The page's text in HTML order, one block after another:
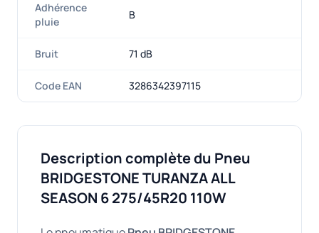
Adhérence
pluie
B
Bruit 71 dB
Code EAN 3286342397115
Description complète du Pneu
BRIDGESTONE TURANZA ALL
SEASON 6 275/45R20 110W